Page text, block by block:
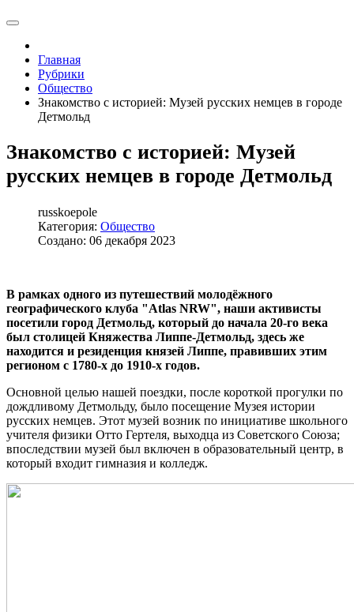
Главная
Рубрики
Общество
Знакомство с историей: Музей русских немцев в городе
Детмольд
Знакомство с историей: Музей
русских немцев в городе Детмольд
russkoepole
Категория: Общество
Создано: 06 декабря 2023
В рамках одного из путешествий молодёжного
географического клуба "Atlas NRW", наши активисты
посетили город Детмольд, который до начала 20-го века
был столицей Княжества Липпе-Детмольд, здесь же
находится и резиденция князей Липпе, правивших этим
регионом с 1780-х до 1910-х годов.
Основной целью нашей поездки, после короткой прогулки по
дождливому Детмольду, было посещение Музея истории
русских немцев. Этот музей возник по инициативе школьного
учителя физики Отто Гертеля, выходца из Советского Союза;
впоследствии музей был включен в образовательный центр, в
который входит гимназия и колледж.